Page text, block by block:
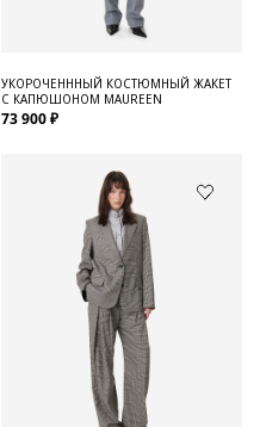
УКОРОЧЕНННЫЙ КОСТЮМНЫЙ ЖАКЕТ
С КАПЮШОНОМ MAUREEN
73 900 ₽